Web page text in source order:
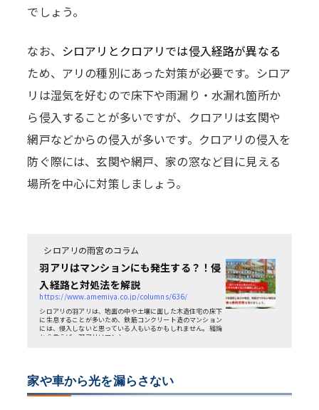
でしょう。
なお、 シロアリとクロアリでは侵入経路が異なる
ため、アリの種別にあった対策が必要です。シロア
リは湿気を好むので床下や雨漏り・水漏れ箇所か
ら侵入することが多いですが、クロアリは玄関や
網戸などからの侵入が多いです。クロアリの侵入を
防ぐ際には、玄関や網戸、家の窓など目に見える
場所を中心に対策しましょう。
シロアリの雨宮のコラム
羽アリはマンションにも発生する？！侵
入経路と対処法を解説
https://www.amemiya.co.jp/columns/636/
シロアリの羽アリは、地面の中や土壌に面した木造住宅の床下
に生息することが多いため、鉄筋コンクリート造のマンション
には、侵入しないと思っている人もいるかもしれません。結論
から言えば、羽アリはマンショ...
家や車から光を漏らさない